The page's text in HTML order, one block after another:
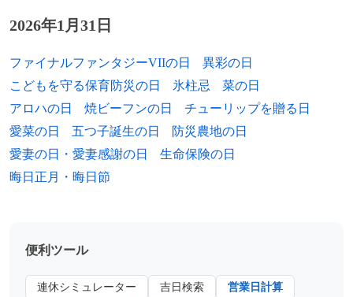
1960年 愛田真夕美、漫画家
1961年 林芳正、政治家
1961年 三井康浩、元プロ野球選手、スコアラー
1961年 ポール・マクレーン、俳優
ウィリアム・ラグズデール、俳優
1962年 中村力、政治家
1962年 西司、シンガーソングライター
2026年1月31日
ファイナルファンタジーVIIの日
異彩の日
こどもを守る保育防災の日
氷柱忌
菜の日
アロハの日
焼ビーフンの日
チューリップを贈る日
愛菜の日
五つ子誕生の日
防災農地の日
愛妻の日・愛妻感謝の日
生命保険の日
晦日正月・晦日節
便利ツール
連休シミュレーター 吉日検索 営業日計算